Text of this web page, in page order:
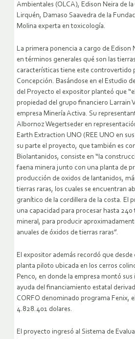
Ambientales (OLCA), Edison Neira de
Lirquén, Damaso Saavedra de la
Molina experta en toxicología.
La primera ponencia a cargo de Edison
en términos generales qué son las
características tiene este controvertido
Concepción. Basándose en el Estudio
del Proyecto el expositor planteó que
propiedad del grupo financiero Larrain
empresa Minería Activa. Su
Albornoz Wegertseder en
Earth Extraction UNO (REE UNO en
su parte el proyecto, que también es
Biolantanidos, consiste en “la
faena minera junto con una planta de
producción de oxidos de lantanidos,
tierras raras, los cuales se encuentran
granítico de la cordillera de la costa. El
una capacidad para procesar hasta
mineral, para producir
anuales de óxidos de tierras raras”.
El expositor además recordó que desde
planta piloto ubicada en los cerros
Penco, en donde la empresa montó sus
ayuda del financiamiento estatal
CORFO denominado programa Fenix,
4.828.401 dolares.
El proyecto ingresó al Sistema de